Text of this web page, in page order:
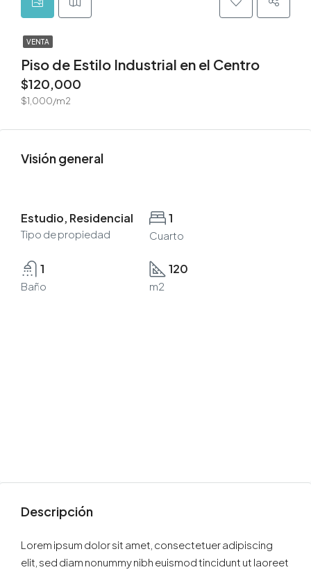
VENTA
Piso de Estilo Industrial en el Centro
$120,000
$1,000/m2
Visión general
Estudio, Residencial
Tipo de propiedad
1
Cuarto
1
Baño
120
m2
Descripción
Lorem ipsum dolor sit amet, consectetuer adipiscing
elit, sed diam nonummy nibh euismod tincidunt ut laoreet